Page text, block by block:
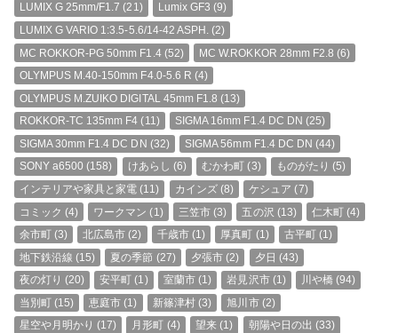
LUMIX G 25mm/F1.7 (21) Lumix GF3 (9)
LUMIX G VARIO 1:3.5-5.6/14-42 ASPH. (2)
MC ROKKOR-PG 50mm F1.4(52) MC W.ROKKOR 28mm F2.8 (6)
OLYMPUS M.40-150mm F4.0-5.6 R (4)
OLYMPUS M.ZUIKO DIGITAL 45mm F1.8 (13)
ROKKOR-TC 135mm F4 (11) SIGMA 16mm F1.4 DC DN (25)
SIGMA 30mm F1.4 DC DN (32) SIGMA 56mm F1.4 DC DN (44)
SONY a6500 (158) けあらし (6) むかわ町 (3) ものがたり (5)
インテリアや家具と家電 (11) カインズ(8) ケシュア (7)
コミック (4) ワークマン (1) 三笠市 (3) 五の沢 (13) 仁木町 (4)
余市町(3) 北広島市 (2) 千歳市(1) 厚真町 (1) 古平町 (1)
地下鉄沿線 (15) 夏の季節 (27) 夕張市 (2) 夕日 (43)
夜の灯り (20) 安平町 (1) 室蘭市(1) 岩見沢市(1) 川や橋 (94)
当別町(15) 恵庭市 (1) 新篠津村(3) 旭川市(2)
星空や月明かり (17) 月形町 (4) 望来 (1) 朝陽や日の出 (33)